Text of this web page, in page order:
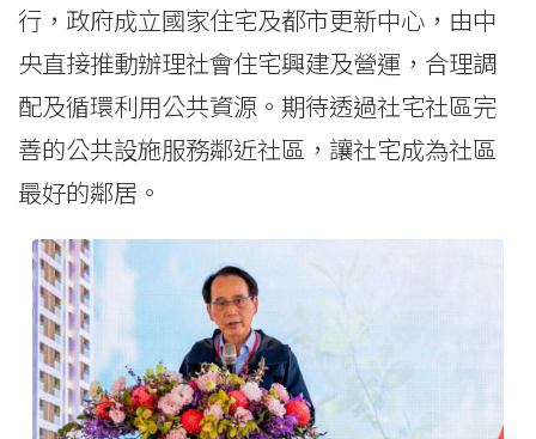
行，政府成立國家住宅及都市更新中心，由中
央直接推動辦理社會住宅興建及營運，合理調
配及循環利用公共資源。期待透過社宅社區完
善的公共設施服務鄰近社區，讓社宅成為社區
最好的鄰居。